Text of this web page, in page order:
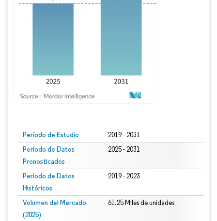
Período de Estudio 2019 - 2031
Período de Datos
Pronosticados
2025 - 2031
Período de Datos
Históricos
2019 - 2023
Volumen del Mercado
(2025)
61.25 Miles de unidades